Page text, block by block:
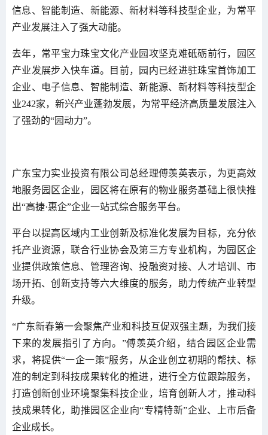
信息、智能制造、新能源、新材料等科技型企业，为常平
产业发展注入了强大动能。
去年，常平宝力珠宝文化产业园攻坚克难砥砺前行，园区
产业发展步入快车道。目前，园内已经进驻珠宝首饰加工
企业、电子信息、智能制造、新能源、新材料等科技型企
业242家，新兴产业蓬勃发展，为常平经济高质量发展注入
了强劲的“园动力”。
广东宝力实业投资有限公司总经理傅羡英表示，为更高效
地服务园区企业，园区将在原有的物业服务基础上很快推
出“高捷·惠企”企业一站式综合服务平台。
平台以提高区域内工业创新及标准化发展为目标，充分依
托产业资源，联合行业协会及第三方专业机构，为园区企
业提供政策信息、管理咨询、投融资对接、人才培训、市
场开拓、创新支持等六大维度的服务，助力传统产业转型
升级。
“广东新春第一会聚焦产业和科技互促双强主题，为我们接
下来的发展指引了方向。”傅羡英介绍，结合园区企业需
求，将提供“一企一策”服务，从企业创立初期的帮扶、标
准的制定到科技成果转化的推进，进行全方位跟踪服务，
打造创新创业环境聚集科技企业，培育创新人才，推动科
技成果转化，助推园区企业向“专精特新”企业、上市后备
企业成长。